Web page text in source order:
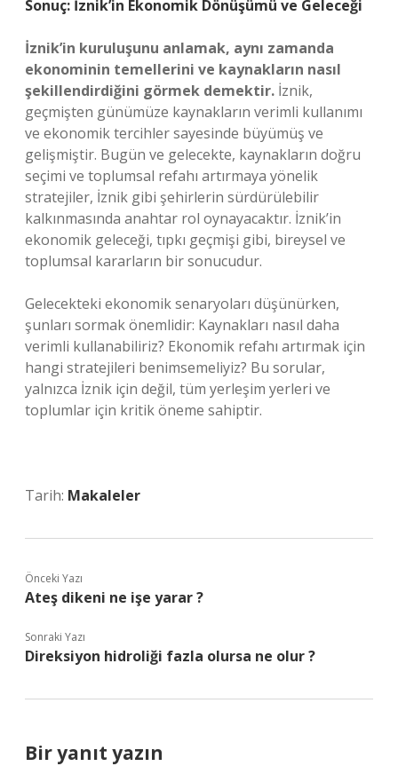
Sonuç: İznik’in Ekonomik Dönüşümü ve Geleceği
İznik’in kuruluşunu anlamak, aynı zamanda
ekonominin temellerini ve kaynakların nasıl
şekillendirdiğini görmek demektir. İznik,
geçmişten günümüze kaynakların verimli kullanımı
ve ekonomik tercihler sayesinde büyümüş ve
gelişmiştir. Bugün ve gelecekte, kaynakların doğru
seçimi ve toplumsal refahı artırmaya yönelik
stratejiler, İznik gibi şehirlerin sürdürülebilir
kalkınmasında anahtar rol oynayacaktır. İznik’in
ekonomik geleceği, tıpkı geçmişi gibi, bireysel ve
toplumsal kararların bir sonucudur.
Gelecekteki ekonomik senaryoları düşünürken,
şunları sormak önemlidir: Kaynakları nasıl daha
verimli kullanabiliriz? Ekonomik refahı artırmak için
hangi stratejileri benimsemeliyiz? Bu sorular,
yalnızca İznik için değil, tüm yerleşim yerleri ve
toplumlar için kritik öneme sahiptir.
Tarih: Makaleler
Önceki Yazı
Ateş dikeni ne işe yarar ?
Sonraki Yazı
Direksiyon hidroliği fazla olursa ne olur ?
Bir yanıt yazın